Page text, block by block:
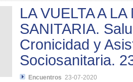
LA VUELTA A
SANITARIA.
Cronicidad y
Sociosanitaria.
Encuentros 23-07-2020